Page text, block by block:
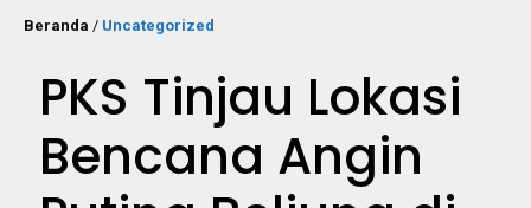
Beranda / Uncategorized
PKS Tinjau Lokasi
Bencana Angin